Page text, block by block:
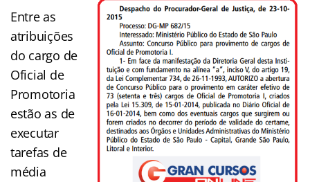
Entre as
atribuições
do cargo de
Oficial de
Promotoria
estão as de
executar
tarefas de
média